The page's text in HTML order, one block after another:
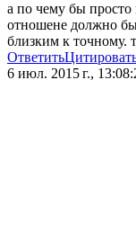
а по чему бы просто
отношене должно
близким к точному.
Ответить
6 июл. 2015 г.,